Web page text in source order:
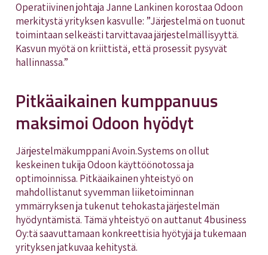
Operatiivinen johtaja Janne Lankinen korostaa Odoon
merkitystä yrityksen kasvulle: ”Järjestelmä on tuonut
toimintaan selkeästi tarvittavaa järjestelmällisyyttä.
Kasvun myötä on kriittistä, että prosessit pysyvät
hallinnassa.”
Pitkäaikainen kumppanuus
maksimoi Odoon hyödyt
Järjestelmäkumppani Avoin.Systems on ollut
keskeinen tukija Odoon käyttöönotossa ja
optimoinnissa. Pitkäaikainen yhteistyö on
mahdollistanut syvemman liiketoiminnan
ymmärryksen ja tukenut tehokasta järjestelmän
hyödyntämistä. Tämä yhteistyö on auttanut 4business
Oy:tä saavuttamaan konkreettisia hyötyjä ja tukemaan
yrityksen jatkuvaa kehitystä.